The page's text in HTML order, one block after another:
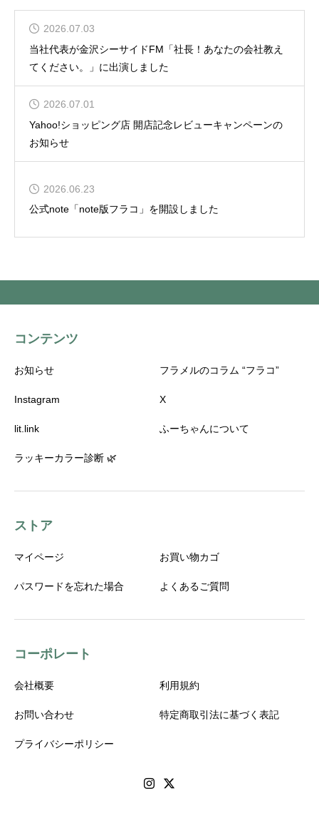
2026.07.03
当社代表が金沢シーサイドFM「社長！あなたの会社教え
てください。」に出演しました
2026.07.01
Yahoo!ショッピング店 開店記念レビューキャンペーンの
お知らせ
2026.06.23
公式note「note版フラコ」を開設しました
コンテンツ
お知らせ フラメルのコラム “フラコ”
Instagram X
lit.link ふーちゃんについて
ラッキーカラー診断 🌿
ストア
マイページ お買い物カゴ
パスワードを忘れた場合 よくあるご質問
コーポレート
会社概要 利用規約
お問い合わせ 特定商取引法に基づく表記
プライバシーポリシー